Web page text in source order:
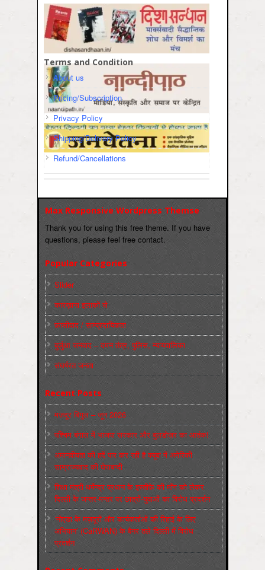
Terms and Condition
About us
Pricing/Subscription
Privacy Policy
Shipping/Delivery Policy
Refund/Cancellations
Max Responsive Wordpress Themse
Thank you for using this free theme. If you have
questions, please feel free contact.
Popular Categories
Slider
कारख़ाना इलाक़ों से
फ़ासीवाद / साम्‍प्रदायिकता
बुर्जुआ जनवाद – दमन तंत्र, पुलिस, न्‍यायपालिका
संघर्षरत जनता
Recent Posts
मज़दूर बिगुल – जून 2026
पश्चिम बंगाल में भाजपा सरकार और बुलडोज़र का आतंक!
अमानवीयता की हदें पार कर रही है क्यूबा में अमेरिकी
साम्राज्यवाद की घेराबन्दी
शिक्षा मंत्री धर्मेन्द्र प्रधान के इस्तीफ़े की माँग को लेकर
दिल्ली के जन्तर-मन्तर पर छात्रों-युवाओं का विरोध प्रदर्शन
‘नोएडा के मज़दूरों और कार्यकर्ताओं की रिहाई के लिए
अभियान’ (CaRWAN) के बैनर तले दिल्ली में विरोध
प्रदर्शन